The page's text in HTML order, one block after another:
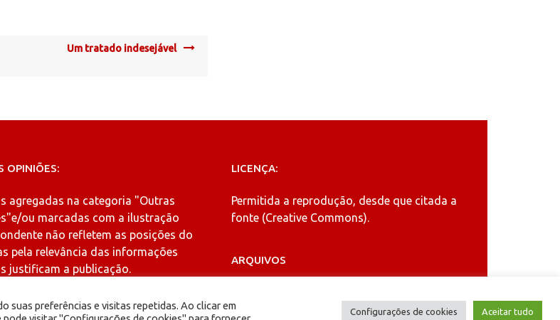
Um tratado indesejável
OPINIÕES:
agregadas na categoria "Outras
e/ou marcadas com a ilustração
não refletem as posições do
pela relevância das informações
justificam a publicação.
LICENÇA:
Permitida a reprodução, desde que citada a
fonte (Creative Commons).
ARQUIVOS
suas preferências e visitas repetidas. Ao clicar em
Configurações de cookies Aceitar tudo